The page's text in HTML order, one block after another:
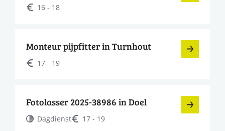
16 - 18
Monteur pijpfitter in Turnhout
17 - 19
Fotolasser 2025-38986 in Doel
Dagdienst 17 - 19